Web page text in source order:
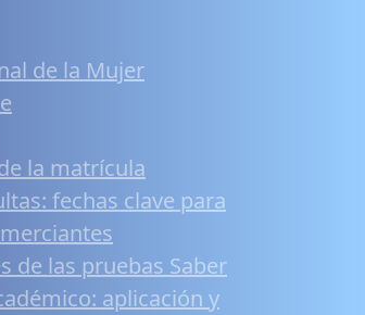
de la Mujer
la matrícula
fechas clave para
de las pruebas Saber
aplicación y